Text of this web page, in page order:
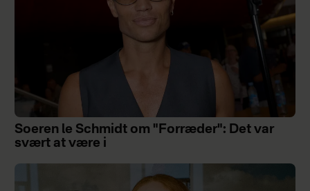
Soeren le Schmidt om "Forræder": Det var
svært at være i